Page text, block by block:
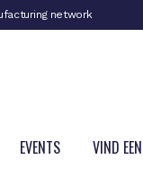
network
EVENTS VIND